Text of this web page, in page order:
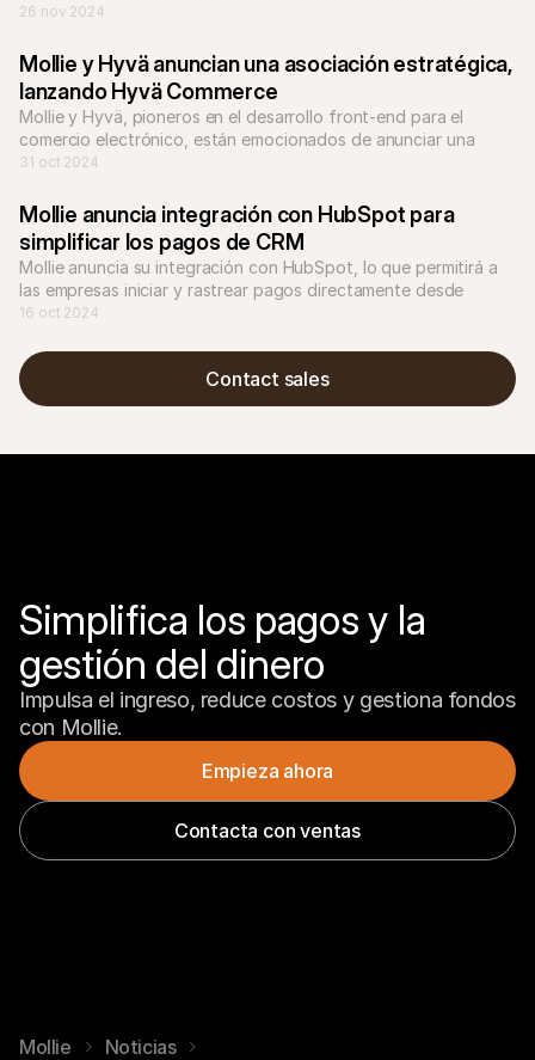
y sencillas para plataformas de mercado en toda Europa.
26 nov 2024
Mollie y Hyvä anuncian una asociación estratégica,
lanzando Hyvä Commerce
Mollie y Hyvä, pioneros en el desarrollo front-end para el
comercio electrónico, están emocionados de anunciar una
asociación estratégica, lanzando Hyvä Commerce.
31 oct 2024
Mollie anuncia integración con HubSpot para
simplificar los pagos de CRM
Mollie anuncia su integración con HubSpot, lo que permitirá a
las empresas iniciar y rastrear pagos directamente desde
HubSpot en segundos.
16 oct 2024
Contact sales
Simplifica los pagos y la
gestión del dinero
Impulsa el ingreso, reduce costos y gestiona fondos
con Mollie.
Empieza ahora
Contacta con ventas
Mollie
Noticias